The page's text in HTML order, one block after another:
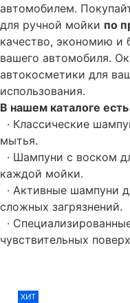
автомобилем.
для ручной мойки по
качество, экономию и
вашего автомобиля.
автокосметики для
использования.
В нашем каталоге
· Классические
мытья.
· Шампуни с воском
каждой мойки.
· Активные шампуни
сложных загрязнений.
·
чувствительных
ХИТ